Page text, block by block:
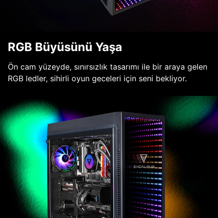
RGB Büyüsünü Yaşa
Ön cam yüzeyde, sınırsızlık tasarımı ile bir araya gelen
RGB ledler, sihirli oyun geceleri için seni bekliyor.